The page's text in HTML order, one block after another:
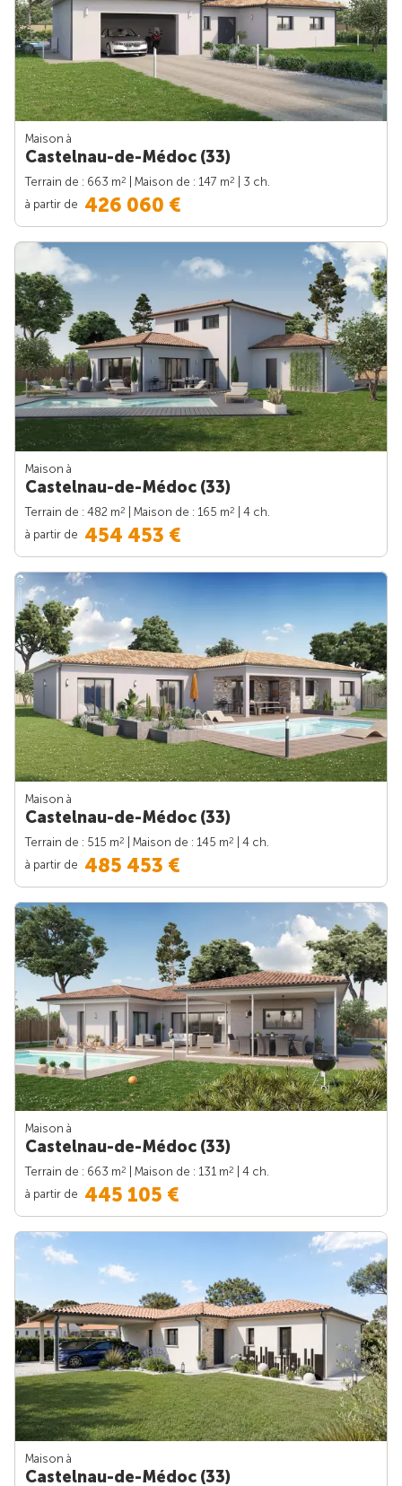
Maison à
Castelnau-de-Médoc (33)
Terrain de : 663 m2 | Maison de : 147 m2
| 3 ch.
à partir de 426 060 €
Maison à
Castelnau-de-Médoc (33)
Terrain de : 482 m2 | Maison de : 165 m2
| 4 ch.
à partir de 454 453 €
Maison à
Castelnau-de-Médoc (33)
Terrain de : 515 m2 | Maison de : 145 m2
| 4 ch.
à partir de 485 453 €
Maison à
Castelnau-de-Médoc (33)
Terrain de : 663 m2 | Maison de : 131 m2
| 4 ch.
à partir de 445 105 €
Maison à
Castelnau-de-Médoc (33)